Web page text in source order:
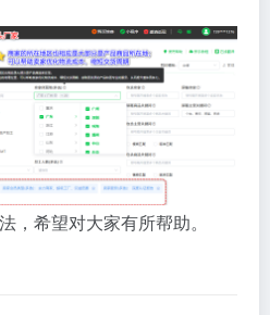
，希望对大家有所帮助。